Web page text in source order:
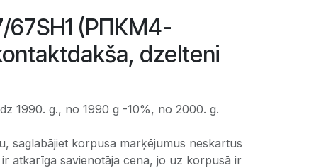
67SH1 (РПКМ4-
dzelteni
1990. g., no 1990 g -10%, no 2000. g.
saglabājiet korpusa marķējumus neskartus
atkarīga savienotāja cena, jo uz korpusā ir